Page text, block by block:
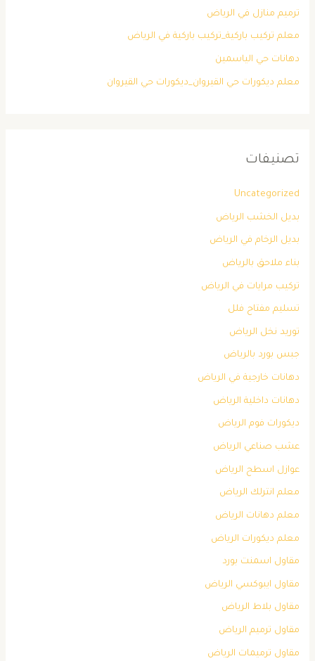
ترميم منازل في الرياض
معلم تركيب باركية_تركيب باركية في الرياض
دهانات حي الياسمين
معلم ديكورات حي القيروان_ديكورات حي القيروان
تصنيفات
Uncategorized
بديل الخشب الرياض
بديل الرخام في الرياض
بناء ملاحق بالرياض
تركيب مرايات في الرياض
تسليم مفتاح فلل
توريد نخل الرياض
جبس بورد بالرياض
دهانات خارجية في الرياض
دهانات داخلية الرياض
ديكورات فوم الرياض
عشب صناعي الرياض
عوازل اسطح الرياض
معلم انترلك الرياض
معلم دهانات الرياض
معلم ديكورات الرياض
مقاول اسمنت بورد
مقاول ايبوكسي الرياض
مقاول بلاط الرياض
مقاول ترميم الرياض
مقاول ترميمات الرياض